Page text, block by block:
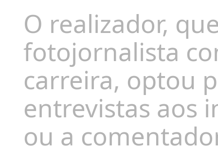
O realizador,
fotojornalista
carreira, optou
entrevistas aos
ou a